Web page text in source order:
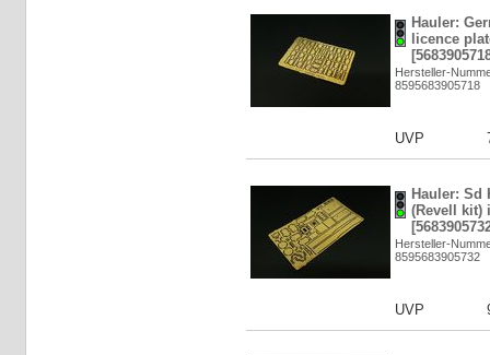
Hauler:
licence
Hersteller-
8595683905718
UVP
Hauler: Sd
(Revell kit)
Hersteller-
8595683905732
UVP